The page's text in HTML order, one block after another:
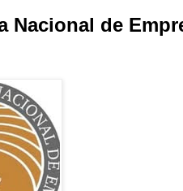
Nacional de